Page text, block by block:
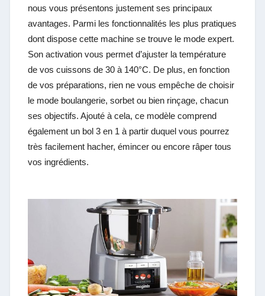
nous vous présentons justement ses principaux
avantages. Parmi les fonctionnalités les plus pratiques
dont dispose cette machine se trouve le mode expert.
Son activation vous permet d’ajuster la température
de vos cuissons de 30 à 140°C. De plus, en fonction
de vos préparations, rien ne vous empêche de choisir
le mode boulangerie, sorbet ou bien rinçage, chacun
ses objectifs. Ajouté à cela, ce modèle comprend
également un bol 3 en 1 à partir duquel vous pourrez
très facilement hacher, émincer ou encore râper tous
vos ingrédients.